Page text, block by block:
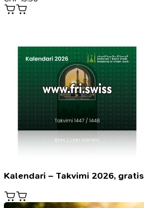
Kalendari – Takvimi 2026, gratis